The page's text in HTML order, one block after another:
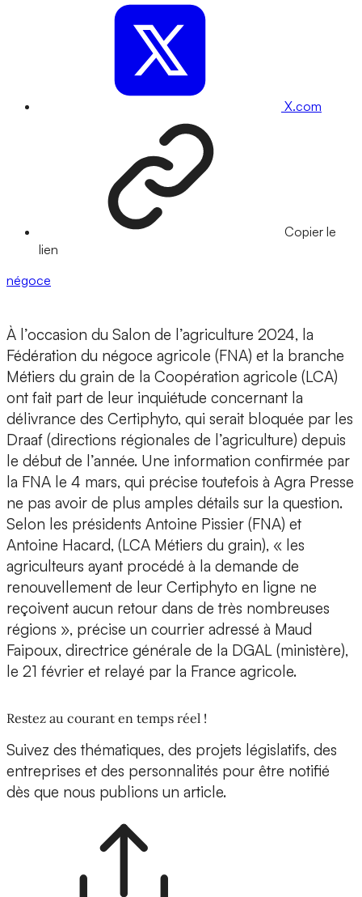
X.com
Copier le
lien
négoce
À l’occasion du Salon de l’agriculture 2024, la
Fédération du négoce agricole (FNA) et la branche
Métiers du grain de la Coopération agricole (LCA)
ont fait part de leur inquiétude concernant la
délivrance des Certiphyto, qui serait bloquée par les
Draaf (directions régionales de l’agriculture) depuis
le début de l’année. Une information confirmée par
la FNA le 4 mars, qui précise toutefois à Agra Presse
ne pas avoir de plus amples détails sur la question.
Selon les présidents Antoine Pissier (FNA) et
Antoine Hacard, (LCA Métiers du grain), « les
agriculteurs ayant procédé à la demande de
renouvellement de leur Certiphyto en ligne ne
reçoivent aucun retour dans de très nombreuses
régions », précise un courrier adressé à Maud
Faipoux, directrice générale de la DGAL (ministère),
le 21 février et relayé par la France agricole.
Restez au courant en temps réel !
Suivez des thématiques, des projets législatifs, des
entreprises et des personnalités pour être notifié
dès que nous publions un article.